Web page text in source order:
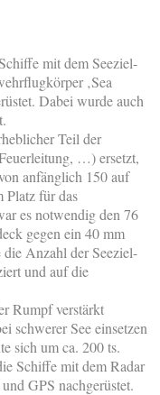
mit dem Seeziel-
‚Sea
Dabei wurde auch
Teil der
…) ersetzt,
anfänglich 150 auf
Platz für das
es notwendig den 76
gegen ein 40 mm
Anzahl der Seeziel-
und auf die
Rumpf verstärkt
schwerer See einsetzen
sich um ca. 200 ts.
Schiffe mit dem Radar
GPS nachgerüstet.